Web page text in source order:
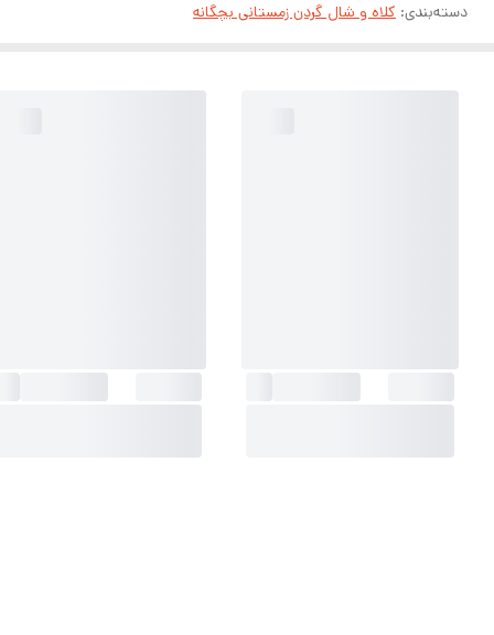
دسته‌بندی: کلاه و شال گردن زمستانی بچگانه